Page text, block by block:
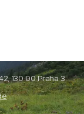
130 00 Praha 3